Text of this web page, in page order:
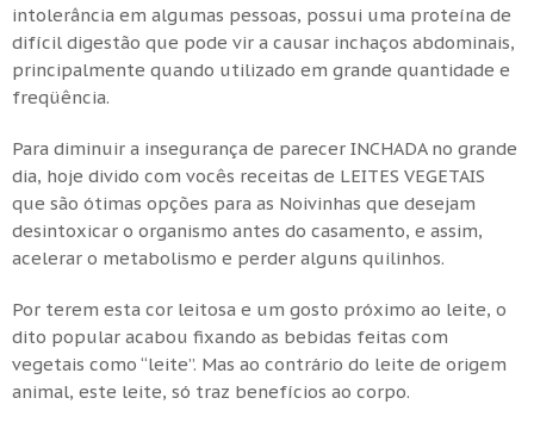
intolerância em algumas pessoas, possui uma proteína de
difícil digestão que pode vir a causar inchaços abdominais,
principalmente quando utilizado em grande quantidade e
freqüência.
Para diminuir a insegurança de parecer INCHADA no grande
dia, hoje divido com vocês receitas de LEITES VEGETAIS
que são ótimas opções para as Noivinhas que desejam
desintoxicar o organismo antes do casamento, e assim,
acelerar o metabolismo e perder alguns quilinhos.
Por terem esta cor leitosa e um gosto próximo ao leite, o
dito popular acabou fixando as bebidas feitas com
vegetais como “leite”. Mas ao contrário do leite de origem
animal, este leite, só traz benefícios ao corpo.